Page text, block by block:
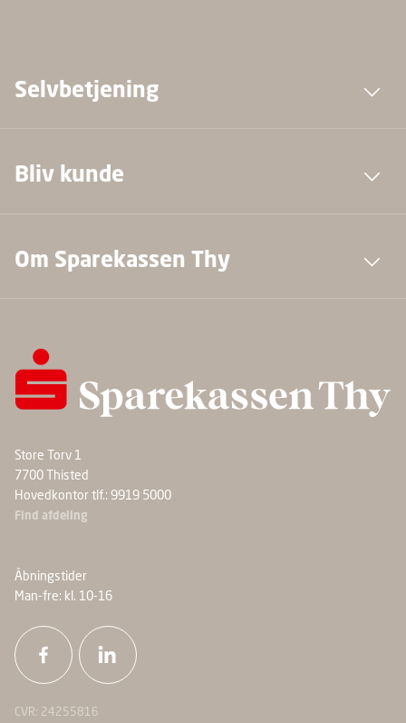
Selvbetjening
Bliv kunde
Om Sparekassen Thy
Store Torv 1
7700 Thisted
Hovedkontor tlf.: 9919 5000
Find afdeling
Åbningstider
Man-fre: kl. 10-16
CVR: 24255816